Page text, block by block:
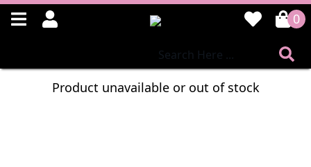
0
Product unavailable or out of stock